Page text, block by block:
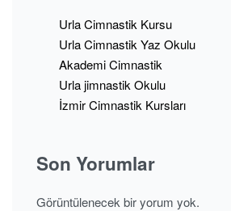
Urla Cimnastik Kursu
Urla Cimnastik Yaz Okulu
Akademi Cimnastik
Urla jimnastik Okulu
İzmir Cimnastik Kursları
Son Yorumlar
Görüntülenecek bir yorum yok.